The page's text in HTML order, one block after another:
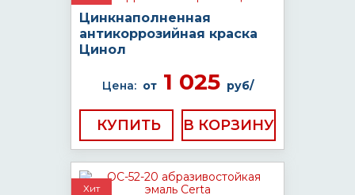
Цинкнаполненная
антикоррозийная краска
Цинол
Цена: от1 025 руб/
КУПИТЬ
Хит